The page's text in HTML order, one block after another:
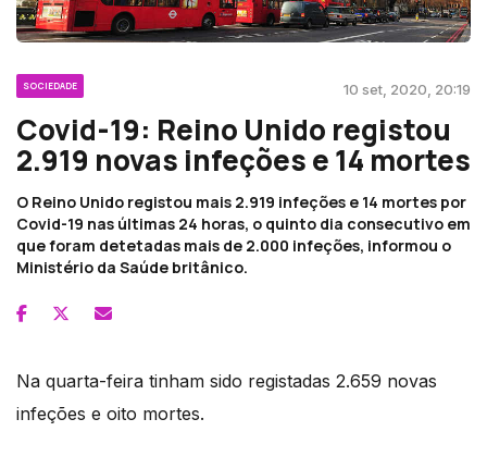
SOCIEDADE 10 set, 2020, 20:19
Covid-19: Reino Unido registou
2.919 novas infeções e 14 mortes
O Reino Unido registou mais 2.919 infeções e 14 mortes por
Covid-19 nas últimas 24 horas, o quinto dia consecutivo em
que foram detetadas mais de 2.000 infeções, informou o
Ministério da Saúde britânico.
Na quarta-feira tinham sido registadas 2.659 novas
infeções e oito mortes.